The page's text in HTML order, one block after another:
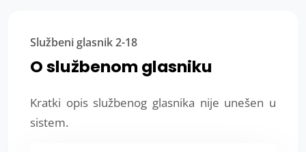
Službeni glasnik 2-18
O službenom glasniku
Kratki opis službenog glasnika nije unešen u
sistem.